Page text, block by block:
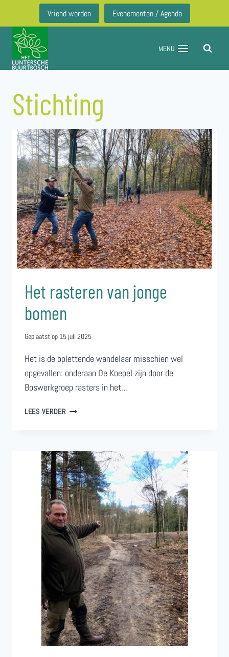
inhoud
Vriend worden Evenementen / Agenda
MENU
Stichting
Het rasteren van jonge
bomen
Geplaatst op 15 juli 2025
Het is de oplettende wandelaar misschien wel
opgevallen: onderaan De Koepel zijn door de
Boswerkgroep rasters in het…
LEES VERDERHET
BOMEN